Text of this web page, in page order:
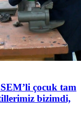
çocuk tam
bizimdi,